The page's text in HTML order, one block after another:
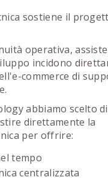
sostiene il
operativa,
incidono
commerce di
abbiamo scelto di
direttamente la
per offrire:
tempo
centralizzata